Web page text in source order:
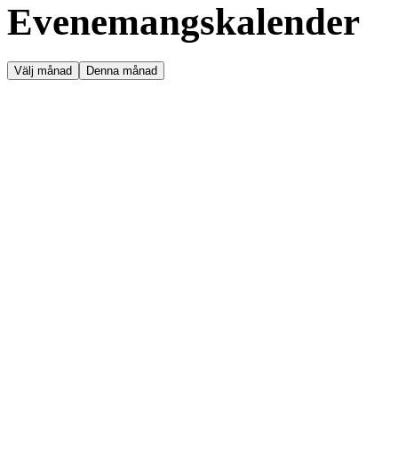
Evenemangskalender
Välj månad Denna månad